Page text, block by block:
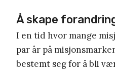
Å skape
I en tid hvor mange
par år på
bestemt seg for å bli